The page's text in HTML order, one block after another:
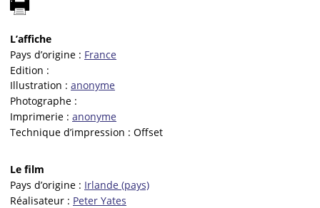
L’affiche
Pays d’origine : France
Edition :
Illustration : anonyme
Photographe :
Imprimerie : anonyme
Technique d’impression : Offset
Le film
Pays d’origine : Irlande (pays)
Réalisateur : Peter Yates